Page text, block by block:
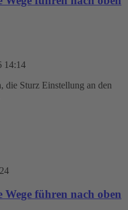
14:14
die Sturz Einstellung an den
führen nach oben